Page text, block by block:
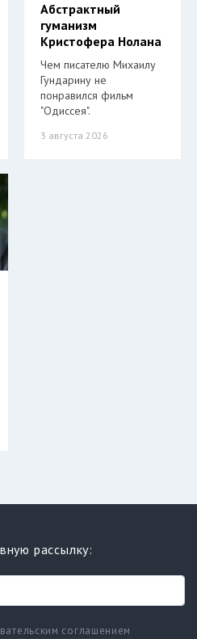
Абстрактный
гуманизм
Кристофера Нолана
Чем писателю Михаилу
Гундарину не
понравился фильм
"Одиссея".
3 августа 2026
рассылку:
соглашением